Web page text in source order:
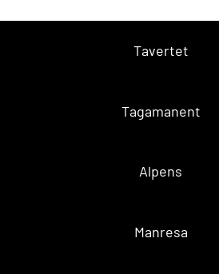
Tavertet
Tagamanent
Alpens
Manresa